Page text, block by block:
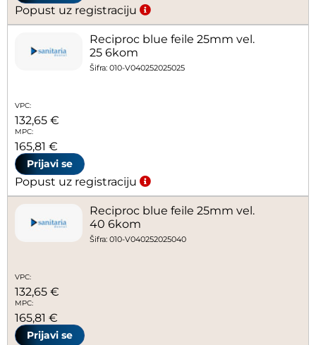
Popust uz registraciju
Reciproc blue feile 25mm vel.
25 6kom
Šifra: 010-V040252025025
VPC:
132,65 €
MPC:
165,81 €
Prijavi se
Popust uz registraciju
Reciproc blue feile 25mm vel.
40 6kom
Šifra: 010-V040252025040
VPC:
132,65 €
MPC:
165,81 €
Prijavi se